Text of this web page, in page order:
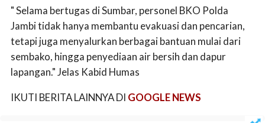
" Selama bertugas di Sumbar, personel BKO Polda
Jambi tidak hanya membantu evakuasi dan pencarian,
tetapi juga menyalurkan berbagai bantuan mulai dari
sembako, hingga penyediaan air bersih dan dapur
lapangan." Jelas Kabid Humas
IKUTI BERITA LAINNYA DI GOOGLE NEWS